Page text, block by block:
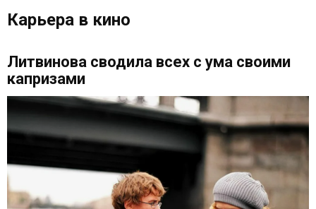
Карьера в кино
Литвинова сводила всех с ума своими
капризами